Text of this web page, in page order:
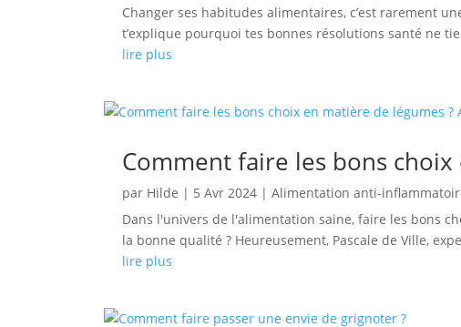
Changer ses habitudes alimentaires, c’est rarement
t’explique pourquoi tes bonnes résolutions santé ne
lire plus
Comment faire les bons choix
par Hilde | 5 Avr 2024 |Alimentation anti-
Dans l'univers de l'alimentation saine, faire les bons
la bonne qualité ? Heureusement, Pascale de Ville,
lire plus